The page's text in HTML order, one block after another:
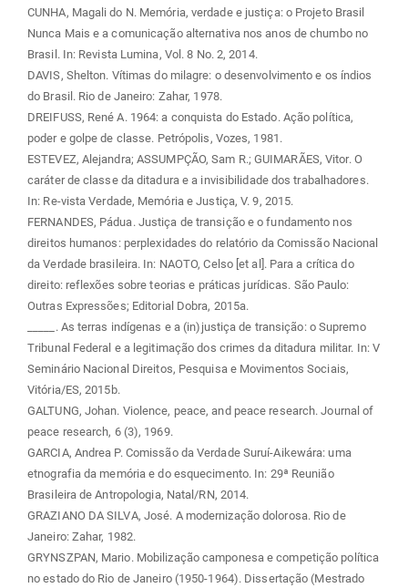
CUNHA, Magali do N. Memória, verdade e justiça: o Projeto Brasil
Nunca Mais e a comunicação alternativa nos anos de chumbo no
Brasil. In: Revista Lumina, Vol. 8 No. 2, 2014.
DAVIS, Shelton. Vítimas do milagre: o desenvolvimento e os índios
do Brasil. Rio de Janeiro: Zahar, 1978.
DREIFUSS, René A. 1964: a conquista do Estado. Ação política,
poder e golpe de classe. Petrópolis, Vozes, 1981.
ESTEVEZ, Alejandra; ASSUMPÇÃO, Sam R.; GUIMARÃES, Vitor. O
caráter de classe da ditadura e a invisibilidade dos trabalhadores.
In: Re-vista Verdade, Memória e Justiça, V. 9, 2015.
FERNANDES, Pádua. Justiça de transição e o fundamento nos
direitos humanos: perplexidades do relatório da Comissão Nacional
da Verdade brasileira. In: NAOTO, Celso [et al]. Para a crítica do
direito: reflexões sobre teorias e práticas jurídicas. São Paulo:
Outras Expressões; Editorial Dobra, 2015a.
_____. As terras indígenas e a (in)justiça de transição: o Supremo
Tribunal Federal e a legitimação dos crimes da ditadura militar. In: V
Seminário Nacional Direitos, Pesquisa e Movimentos Sociais,
Vitória/ES, 2015b.
GALTUNG, Johan. Violence, peace, and peace research. Journal of
peace research, 6 (3), 1969.
GARCIA, Andrea P. Comissão da Verdade Suruí-Aikewára: uma
etnografia da memória e do esquecimento. In: 29ª Reunião
Brasileira de Antropologia, Natal/RN, 2014.
GRAZIANO DA SILVA, José. A modernização dolorosa. Rio de
Janeiro: Zahar, 1982.
GRYNSZPAN, Mario. Mobilização camponesa e competição política
no estado do Rio de Janeiro (1950-1964). Dissertação (Mestrado